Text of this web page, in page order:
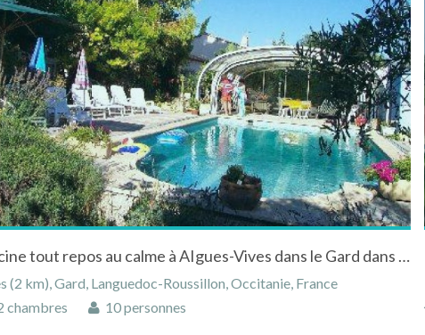
Gite avec piscine tout repos au calme à AIgues-Vives dans le Gard dans le Languedoc-Roussillon
(2 km), Gard, Languedoc-Roussillon, Occitanie, France
chambres 10 personnes